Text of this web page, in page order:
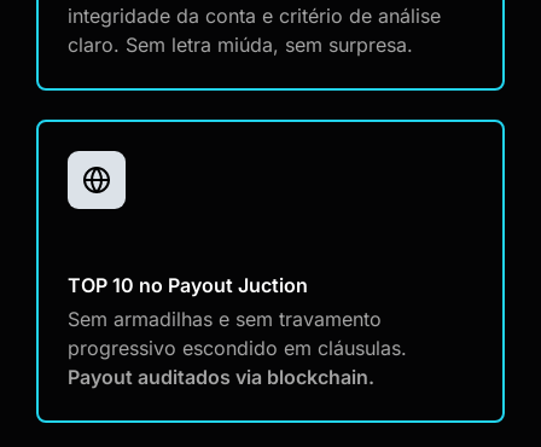
integridade da conta e critério de análise
claro. Sem letra miúda, sem surpresa.
TOP 10 no Payout Juction
Sem armadilhas e sem travamento
progressivo escondido em cláusulas.
Payout auditados via blockchain.